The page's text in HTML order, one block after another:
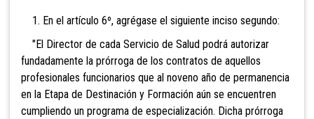
1. En el artículo 6º, agrégase el siguiente inciso segundo:
"El Director de cada Servicio de Salud podrá autorizar
fundadamente la prórroga de los contratos de aquellos
profesionales funcionarios que al noveno año de permanencia
en la Etapa de Destinación y Formación aún se encuentren
cumpliendo un programa de especialización. Dicha prórroga